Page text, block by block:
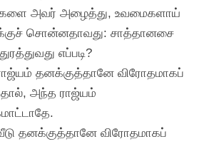
அவர் அழைத்து, உவமைகளாய்
சொன்னதாவது: சாத்தானசை
எப்படி?
தனக்குத்தானே விரோதமாகப்
அந்த ராஜ்யம்
தனக்குத்தானே விரோதமாகப்